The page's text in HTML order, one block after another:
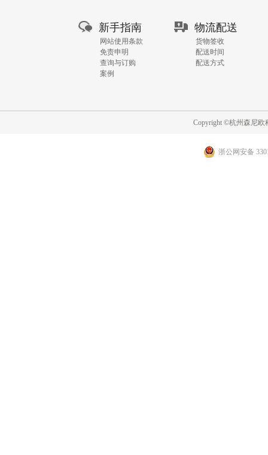
新手指南
网站使用条款
免责申明
查询与订购
案例
物流配送
货物签收
配送时间
配送方式
Copyright ©杭州森尼
浙公网安备